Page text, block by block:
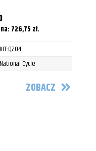
726,75 zł.
KIT-Q204
National Cycle
ZOBACZ